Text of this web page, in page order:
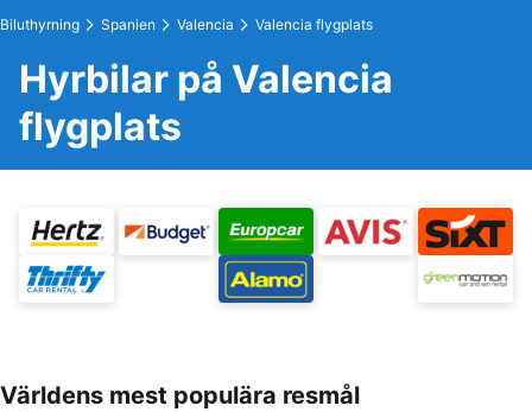
Biluthyrning Spanien Valencia Valencia flygplats
Hyrbilar på Valencia
flygplats
Världens mest populära resmål